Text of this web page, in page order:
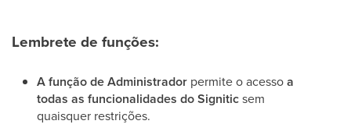
Lembrete de funções:
A função de Administrador permite o acessoa
todas as funcionalidades do Signiticsem
quaisquer restrições.